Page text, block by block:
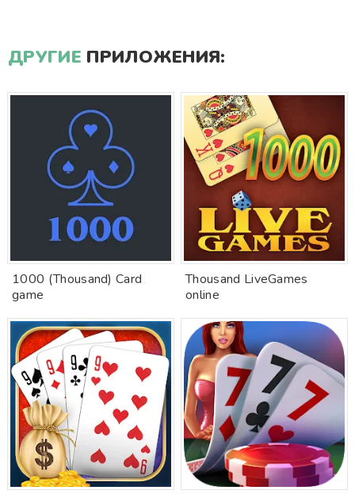
ДРУГИЕ ПРИЛОЖЕНИЯ:
1000 (Thousand) Card
game
Thousand LiveGames
online